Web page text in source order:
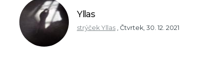
Yllas
strýček Yllas Čtvrtek, 30. 12. 2021